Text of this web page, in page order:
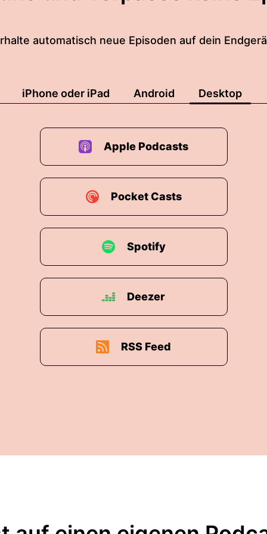
nicht wie viele es sind vor einem Jahr oder vor
ich mich ob ist eigentlich noch dreistellig?
vielstellig ist?
mehr Menschen sein, dann sind wir auf jeden Fall
Sache, die ich sagen kann ist ... Ich hatte kurz
dreihundertsten Folge auch um den Podcasts zu
zu Ehren, auch dich zu Ehrenden als Hörerinnen.
da und hab gemerkt, boah fuck.
automatisch neue Episoden auf dein
iPhone oder iPad Android Desktop
Apple Podcasts
Pocket Casts
Spotify
Deezer
RSS Feed